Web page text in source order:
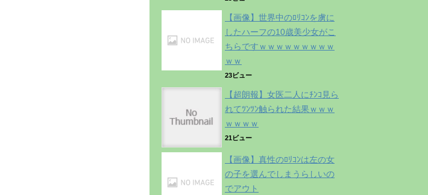
【画像】世界中のﾛﾘｺﾝを虜に
したハーフの10歳美少女がこ
ちらですｗｗｗｗｗｗｗｗｗ
ｗｗ
23ビュー
【超朗報】女医二人にﾁﾝｺ見ら
れてﾂﾝﾂﾝ触られた結果ｗｗｗ
ｗｗｗｗ
21ビュー
【画像】真性のﾛﾘｺﾝは左の女
の子を選んでしまうらしいの
でアウト